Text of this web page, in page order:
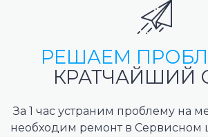
РЕШАЕМ
КРАТЧАЙШИЙ
За 1 час устраним проблему на
необходим ремонт в Сервисном